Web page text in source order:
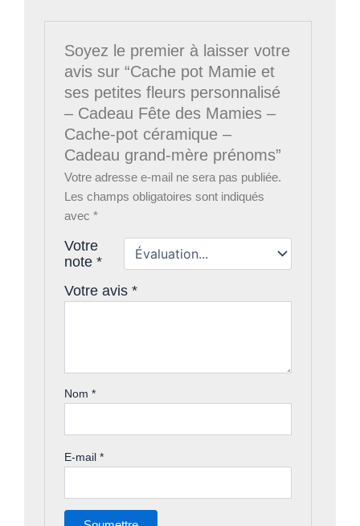
Soyez le premier à laisser votre
avis sur “Cache pot Mamie et
ses petites fleurs personnalisé
– Cadeau Fête des Mamies –
Cache-pot céramique –
Cadeau grand-mère prénoms”
Votre adresse e-mail ne sera pas publiée.
Les champs obligatoires sont indiqués
avec*
Votre
note*
Votre avis*
Nom*
E-mail*